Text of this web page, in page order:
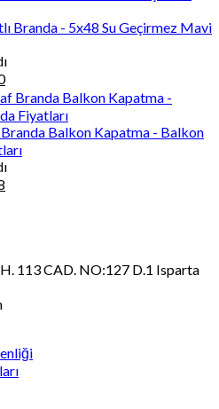
₺12.474,00.
Branda - 5x48 Su Geçirmez Mavi
Şu
andaki
fiyat:
₺21.600,00.Balkon Kapatma - Balkon
113 CAD. NO:127 D.1 Isparta